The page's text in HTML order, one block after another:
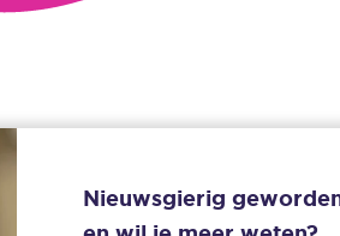
Nieuwsgierig